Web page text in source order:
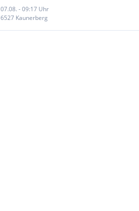
07.08. - 09:17 Uhr
6527 Kaunerberg